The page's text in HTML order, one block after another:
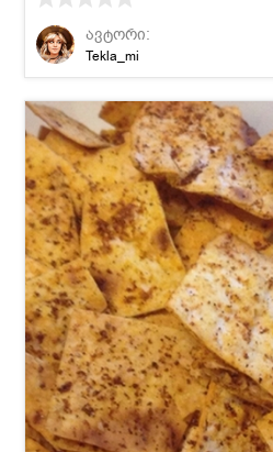
ავტორი:
Tekla_mi